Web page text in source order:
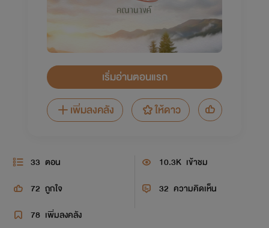
เริ่มอ่านตอนแรก
เพิ่มลงคลัง
ให้ดาว
33 ตอน 10.3K เข้าชม
72 ถูกใจ 32 ความคิดเห็น
78 เพิ่มลงคลัง